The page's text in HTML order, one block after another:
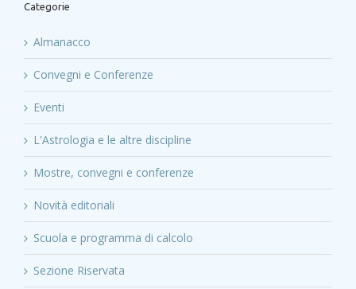
Categorie
Almanacco
Convegni e Conferenze
Eventi
L'Astrologia e le altre discipline
Mostre, convegni e conferenze
Novità editoriali
Scuola e programma di calcolo
Sezione Riservata